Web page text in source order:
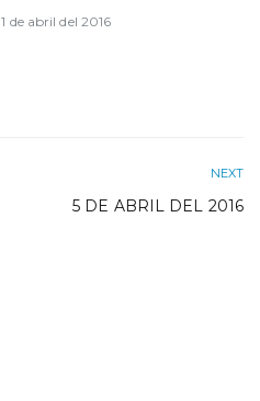
1 de abril del 2016
NEXT
5 DE ABRIL DEL 2016